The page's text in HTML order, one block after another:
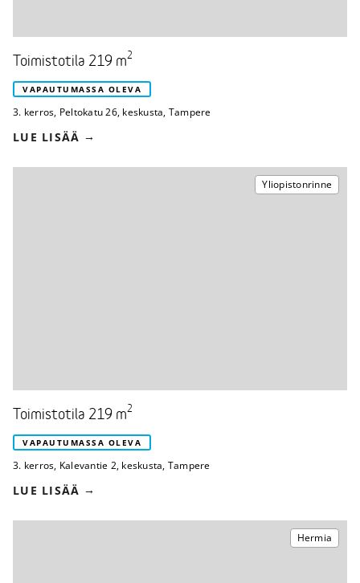
Toimistotila 219 m2
VAPAUTUMASSA OLEVA
3. kerros, Peltokatu 26, keskusta, Tampere
LUE LISÄÄ
Yliopistonrinne
Toimistotila 219 m2
VAPAUTUMASSA OLEVA
3. kerros, Kalevantie 2, keskusta, Tampere
LUE LISÄÄ
Hermia